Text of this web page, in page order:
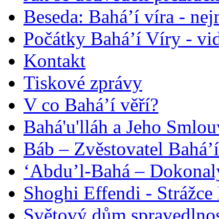
Beseda: Bahá’í víra -
Počátky Bahá’í Víry -
Kontakt
Tiskové zprávy
V co Bahá’í věří?
Bahá'u'lláh a Jeho
Báb – Zvěstovatel
‘Abdu’l-Bahá –
Shoghi Effendi -